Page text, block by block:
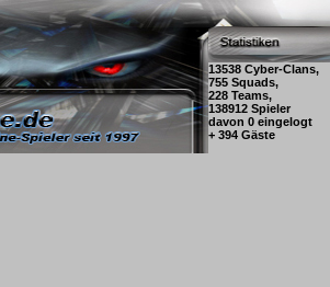
13538 Cyber-Clans,
755 Squads,
228 Teams,
138912 Spieler
davon 0 eingelogt
+ 394 Gäste